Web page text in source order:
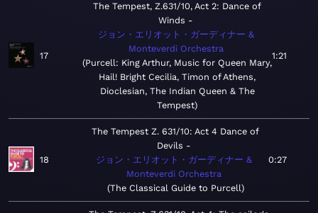
17
The Tempest, Z.631/10, Act 2: Dance of
Winds
ジョン・エリオット・ガーディナー &
Monteverdi Orchestra
Purcell: King Arthur, Music for Queen Mary,
Hail! Bright Cecilia, Timon of Athens,
Dioclesian, The Indian Queen & The
Tempest
1:21
18
The Tempest Z. 631/10: Act 4 Dance of
Devils
ジョン・エリオット・ガーディナー &
Monteverdi Orchestra
The Classical Guide to Purcell
0:27